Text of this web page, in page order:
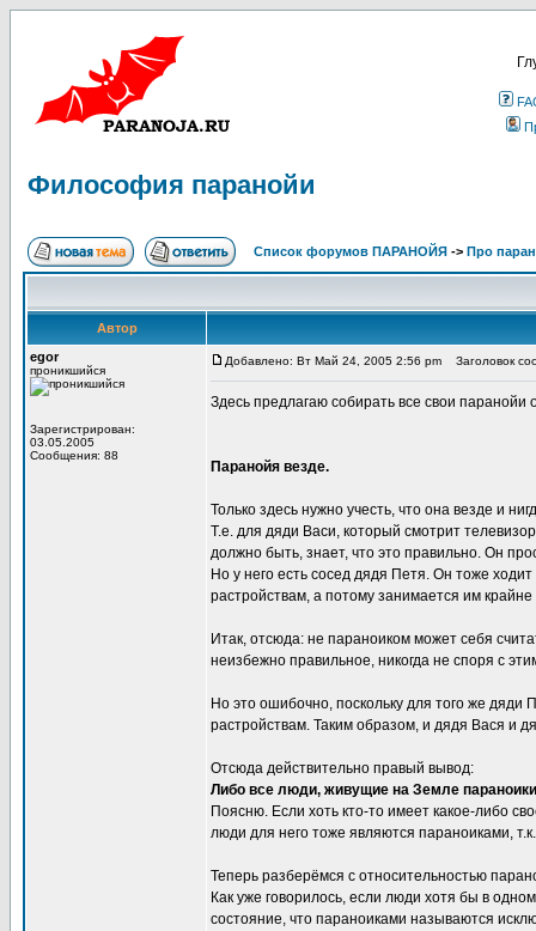
Философия паранойи
Список форумов ПАРАНОЙЯ -> Про
Автор
egor
проникшийся
Зарегистрирован:
03.05.2005
Сообщения: 88
Добавлено: Вт Май 24, 2005 2:56 pm Заголовок
Здесь предлагаю собирать все свои паранойи
Паранойя везде.
Только здесь нужно учесть, что она везде и
Т.е. для дяди Васи, который смотрит
должно быть, знает, что это правильно. Он
Но у него есть сосед дядя Петя. Он тоже
растройствам, а потому занимается им
Итак, отсюда: не параноиком может себя
неизбежно правильное, никогда не споря с
Но это ошибочно, поскольку для того же дяди
растройствам. Таким образом, и дядя Вася и
Отсюда действительно правый вывод:
Либо все люди, живущие на Земле
Поясню. Если хоть кто-то имеет какое-либо
люди для него тоже являются параноиками,
Теперь разберёмся с относительностью
Как уже говорилось, если люди хотя бы в
состояние, что параноиками называются